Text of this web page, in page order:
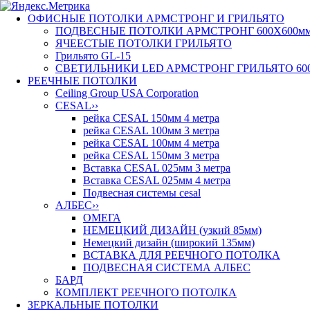
ОФИСНЫЕ ПОТОЛКИ АРМСТРОНГ И ГРИЛЬЯТО
ПОДВЕСНЫЕ ПОТОЛКИ АРМСТРОНГ
ЯЧЕЕСТЫЕ ПОТОЛКИ ГРИЛЬЯТО
Грильято GL-15
СВЕТИЛЬНИКИ LED AРМСТРОНГ ГРИЛЬЯТО
РЕЕЧНЫЕ ПОТОЛКИ
Ceiling Group USA Corporation
CESAL››
рейка CESAL 150мм 4 метра
рейка CESAL 100мм 3 метра
рейка CESAL 100мм 4 метра
рейка CESAL 150мм 3 метра
Вставка CESAL 025мм 3 метра
Вставка CESAL 025мм 4 метра
Подвесная системы cesal
АЛБЕС››
ОМЕГА
НЕМЕЦКИЙ ДИЗАЙН (узкий 85мм)
Немецкий дизайн (широкий 135мм)
ВСТАВКА ДЛЯ РЕЕЧНОГО ПОТОЛКА
ПОДВЕСНАЯ СИСТЕМА АЛБЕС
БАРД
КОМПЛЕКТ РЕЕЧНОГО ПОТОЛКА
ЗЕРКАЛЬНЫЕ ПОТОЛКИ